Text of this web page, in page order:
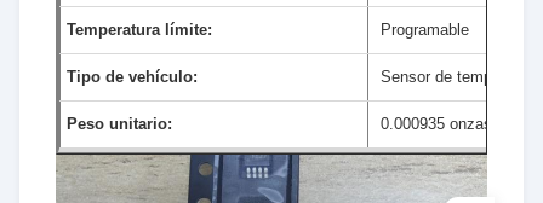
Temperatura límite: Programable
Tipo de vehículo: Sensor de
Peso unitario: 0.000935 onzas